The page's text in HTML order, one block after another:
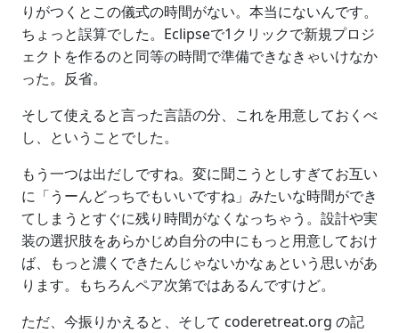
りがつくとこの儀式の時間がない。本当にないんです。
ちょっと誤算でした。Eclipseで1クリックで新規プロジ
ェクトを作るのと同等の時間で準備できなきゃいけなか
った。反省。
そして使えると言った言語の分、これを用意しておくべ
し、ということでした。
もう一つは出だしですね。変に聞こうとしすぎてお互い
に「うーんどっちでもいいですね」みたいな時間ができ
てしまうとすぐに残り時間がなくなっちゃう。設計や実
装の選択肢をあらかじめ自分の中にもっと用意しておけ
ば、もっと濃くできたんじゃないかなぁという思いがあ
ります。もちろんペア次第ではあるんですけど。
ただ、今振りかえると、そして coderetreat.org の記